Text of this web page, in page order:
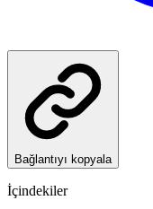
Bağlantıyı kopyala
İçindekiler